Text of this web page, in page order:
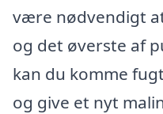
være nødvendigt
og det øverste af
kan du komme
og give et nyt